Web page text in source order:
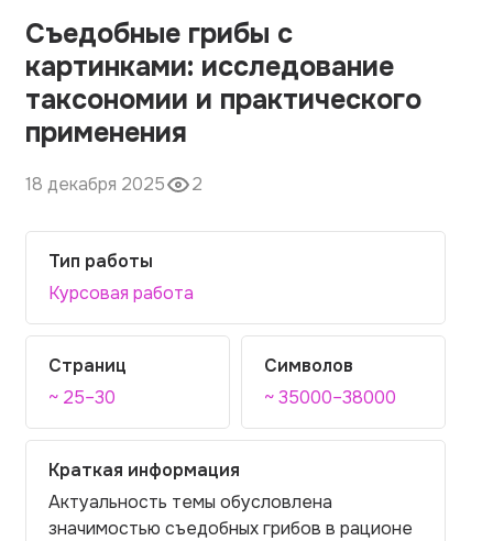
О компании
Наши гарантии
Порядок оплаты
Контакты
Съедобные грибы с
картинками: исследование
таксономии и практического
применения
18 декабря 2025 2
Тип работы
Курсовая работа
Страниц
~ 25–30
Символов
~ 35000–38000
Краткая информация
Актуальность темы обусловлена
значимостью съедобных грибов в рационе